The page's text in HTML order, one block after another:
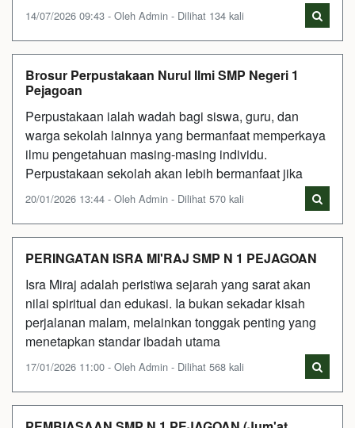
14/07/2026 09:43 - Oleh Admin - Dilihat 134 kali
Brosur Perpustakaan Nurul Ilmi SMP Negeri 1
Pejagoan
Perpustakaan ialah wadah bagi siswa, guru, dan
warga sekolah lainnya yang bermanfaat memperkaya
ilmu pengetahuan masing-masing individu.
Perpustakaan sekolah akan lebih bermanfaat jika
20/01/2026 13:44 - Oleh Admin - Dilihat 570 kali
PERINGATAN ISRA MI'RAJ SMP N 1 PEJAGOAN
Isra Miraj adalah peristiwa sejarah yang sarat akan
nilai spiritual dan edukasi. Ia bukan sekadar kisah
perjalanan malam, melainkan tonggak penting yang
menetapkan standar ibadah utama
17/01/2026 11:00 - Oleh Admin - Dilihat 568 kali